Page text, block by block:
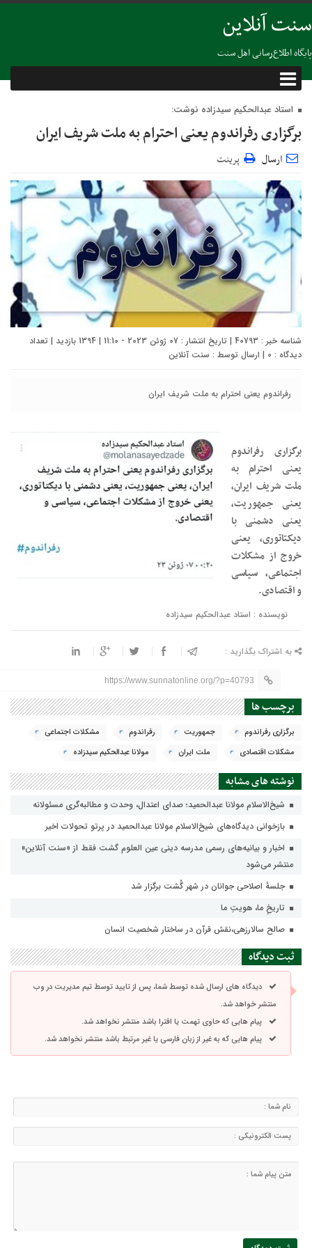
سنت آنلاین
پایگاه اطلاع‌رسانی اهل سنت
استاد عبدالحکیم سیدزاده نوشت:
برگزاری رفراندوم یعنی احترام به ملت شریف ایران
ارسال پرینت
شناسه خبر : 40793 | تاریخ انتشار : 07 ژوئن 2023 - 11:10 | 1394 بازدید | تعداد
دیدگاه : 0 | ارسال توسط : سنت آنلاین
رفراندوم یعنی احترام به ملت شریف ایران
برگزاری رفراندوم
یعنی احترام به
ملت شریف ایران،
یعنی جمهوریت،
یعنی دشمنی با
دیکتاتوری، یعنی
خروج از مشکلات
اجتماعی، سیاسی
و اقتصادی.
نویسنده : استاد عبدالحکیم سیدزاده
به اشتراک بگذارید :
https://www.sunnatonline.org/?p=40793
برچسب ها
برگزاری رفراندوم جمهوریت رفراندوم
مشکلات اجتماعی
مشکلات اقتصادی
ملت ایران مولانا عبدالحکیم سیدزاده
نوشته های مشابه
شیخ‌الاسلام مولانا عبدالحمید؛ صدای اعتدال، وحدت و مطالبه‌گری مسئولانه
بازخوانی دیدگاه‌های شیخ‌الاسلام مولانا عبدالحمید در پرتو تحولات اخیر
اخبار و بیانیه‌های رسمی مدرسه دینی عین العلوم گشت فقط از «سنت آنلاین»
منتشر می‌شود
جلسهٔ اصلاحی جوانان در شهر گُشت برگزار شد
تاریخِ ما، هویتِ ما
صالح سالارزهی،‌نقش قرآن در ساختار شخصیت انسان
ثبت دیدگاه
دیدگاه های ارسال شده توسط شما، پس از تایید توسط تیم مدیریت در وب
منتشر خواهد شد.
پیام هایی که حاوی تهمت یا افترا باشد منتشر نخواهد شد.
پیام هایی که به غیر از زبان فارسی یا غیر مرتبط باشد منتشر نخواهد شد.